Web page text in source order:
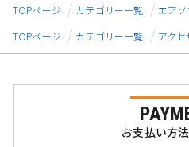
TOPページ
カテゴリー一覧 エア
TOPページ
カテゴリー一覧 アク
お支払い方